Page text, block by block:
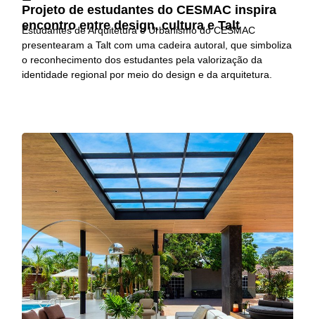
Projeto de estudantes do CESMAC inspira
encontro entre design, cultura e Talt
Estudantes de Arquitetura e Urbanismo do CESMAC
presentearam a Talt com uma cadeira autoral, que simboliza
o reconhecimento dos estudantes pela valorização da
identidade regional por meio do design e da arquitetura.